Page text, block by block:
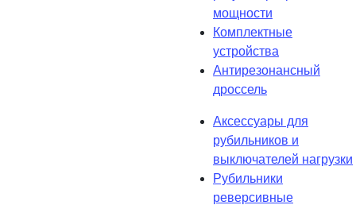
мощности
Комплектные
устройства
Антирезонансный
дроссель
Аксессуары для
рубильников и
выключателей нагрузки
Рубильники
реверсивные